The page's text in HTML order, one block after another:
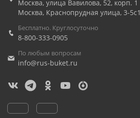
Москва, улица Вавилова, 52, корп. 1
Москва, Краснопрудная улица, 3-5с1
Бесплатно. Круглосуточно
8-800-333-0905
По любым вопросам
info@rus-buket.ru